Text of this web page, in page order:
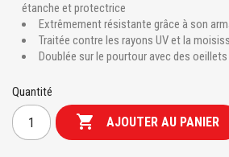
étanche et protectrice
Extrêmement résistante grâce à son
Traitée contre les rayons UV et la
Doublée sur le pourtour avec des
Quantité
 AJOUTER AU PANIER